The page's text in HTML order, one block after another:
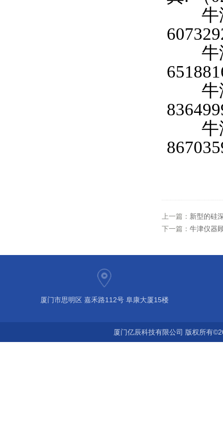
牛津
牛津
牛津
牛津
上一篇： 新型的硅
下一篇： 牛津仪器
厦门市思明区 嘉禾路112号 阜康大厦15楼
厦门亿辰科技有限公司 版权所有